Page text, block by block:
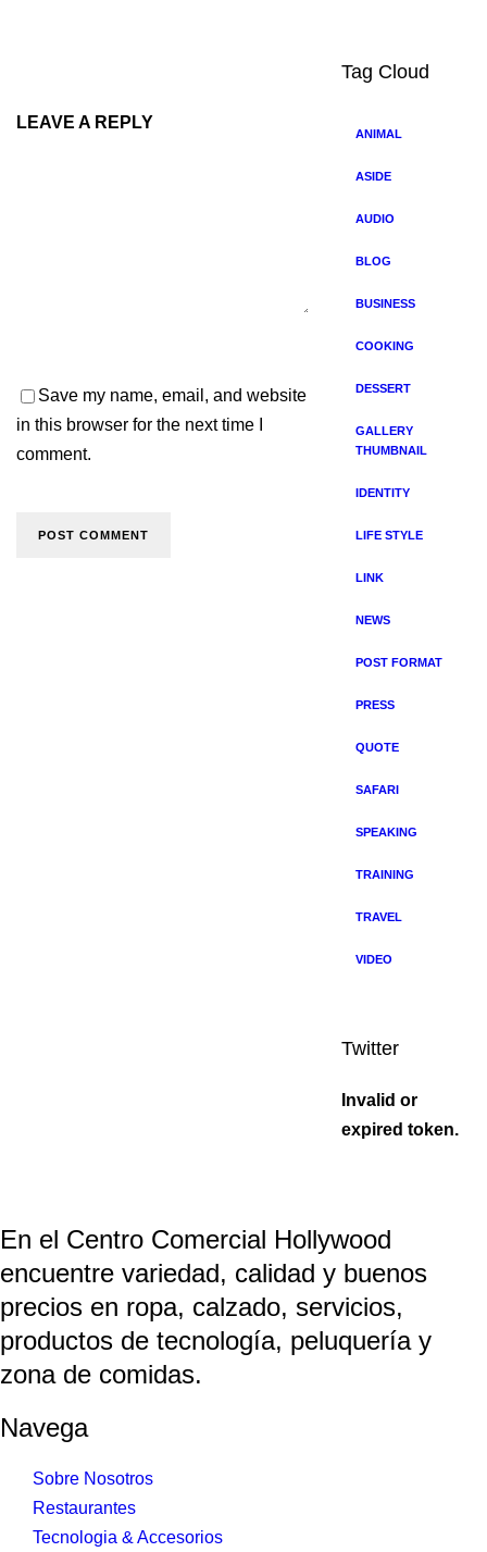
LEAVE A REPLY
Save my name, email, and website
in this browser for the next time I
comment.
Tag Cloud
ANIMAL
ASIDE
AUDIO
BLOG
BUSINESS
COOKING
DESSERT
GALLERY
THUMBNAIL
IDENTITY
LIFE STYLE
LINK
NEWS
POST FORMAT
PRESS
QUOTE
SAFARI
SPEAKING
TRAINING
TRAVEL
VIDEO
Twitter
Invalid or
expired token.
En el Centro Comercial Hollywood
encuentre variedad, calidad y buenos
precios en ropa, calzado, servicios,
productos de tecnología, peluquería y
zona de comidas.
Navega
Sobre Nosotros
Restaurantes
Tecnologia & Accesorios